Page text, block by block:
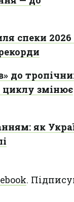
спеки
до
циклу змінює
як
.